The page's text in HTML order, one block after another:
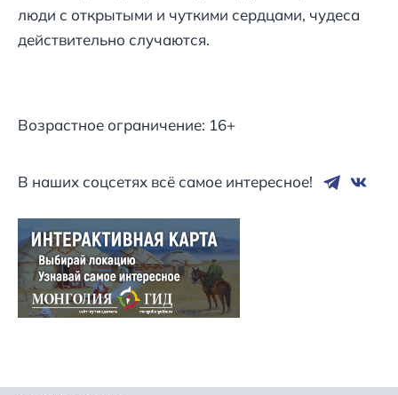
люди с открытыми и чуткими сердцами, чудеса
действительно случаются.
Возрастное ограничение: 16+
В наших соцсетях всё самое интересное!